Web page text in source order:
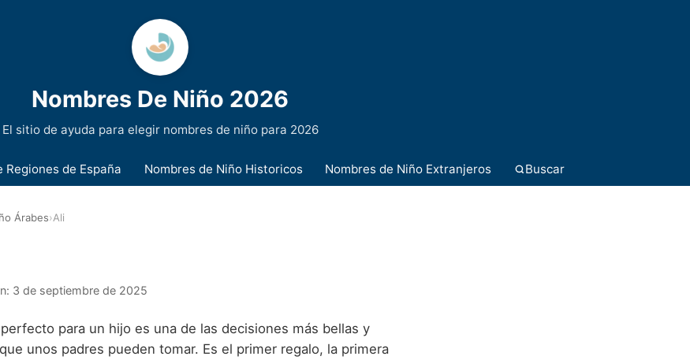
Nombres De Niño 2026
El sitio de ayuda para elegir nombres de niño para 2026
Regiones de España Nombres de Niño Historicos Nombres de Niño Extranjeros Buscar
Árabes›Ali
3 de septiembre de 2025
para un hijo es una de las decisiones más bellas y
unos padres pueden tomar. Es el primer regalo, la primera